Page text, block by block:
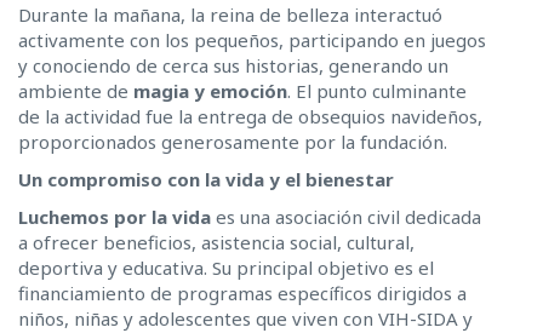
Durante la mañana, la reina de belleza interactuó
activamente con los pequeños, participando en juegos
y conociendo de cerca sus historias, generando un
ambiente de magia y emoción. El punto culminante
de la actividad fue la entrega de obsequios navideños,
proporcionados generosamente por la fundación.
Un compromiso con la vida y el bienestar
Luchemos por la vida es una asociación civil dedicada
a ofrecer beneficios, asistencia social, cultural,
deportiva y educativa. Su principal objetivo es el
financiamiento de programas específicos dirigidos a
niños, niñas y adolescentes que viven con VIH-SIDA y